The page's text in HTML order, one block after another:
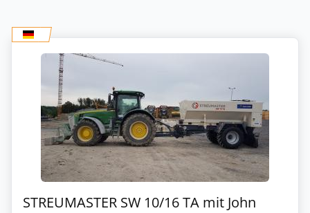
STREUMASTER SW 10/16 TA mit John